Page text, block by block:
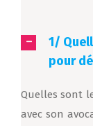
1/
pour
Quelles sont
avec son